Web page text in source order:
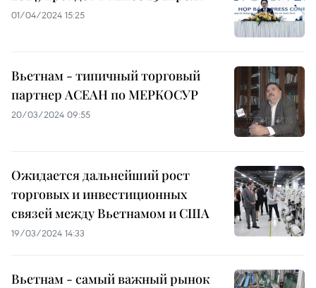
01/04/2024 15:25
Вьетнам - типичный торговый
партнер АСЕАН по МЕРКОСУР
20/03/2024 09:55
Ожидается дальнейший рост
торговых и инвестиционных
связей между Вьетнамом и США
19/03/2024 14:33
Вьетнам - самый важный рынок